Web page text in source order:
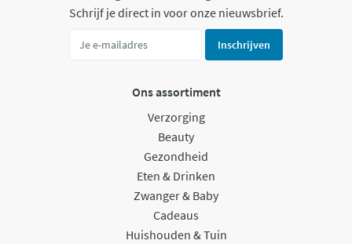
Schrijf je direct in voor onze nieuwsbrief.
Inschrijven
Ons assortiment
Verzorging
Beauty
Gezondheid
Eten & Drinken
Zwanger & Baby
Cadeaus
Huishouden & Tuin